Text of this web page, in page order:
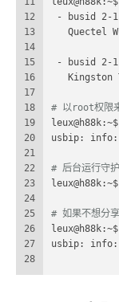
12
13
14
15
16
17
18
19
20
21
22
23
24
25
26
27
28
- busid 2-
Quectel
- busid 2-
Kingston
# 以root权限
leux@h88k:~$
usbip: info:
# 后台运行守
leux@h88k:~$
# 如果不想分享
leux@h88k:~$
usbip: info: